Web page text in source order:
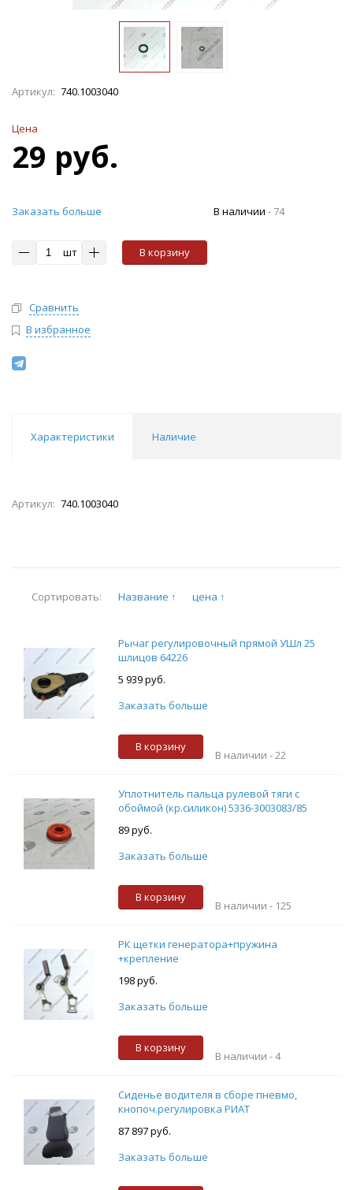
Артикул: 740.1003040
Цена
29 руб.
Заказать больше
шт В корзину
В наличии - 74
Сравнить
В избранное
Характеристики Наличие
Артикул: 740.1003040
Сортировать: Название ↑ цена ↑
Рычаг регулировочный прямой УШл 25
шлицов 64226
5 939 руб.
Заказать больше
В корзину
В наличии -22
Уплотнитель пальца рулевой тяги с
обоймой (кр.силикон) 5336-3003083/85
89 руб.
Заказать больше
В корзину
В наличии - 125
РК щетки генератора+пружина
+крепление
198 руб.
Заказать больше
В корзину
В наличии -4
Сиденье водителя в сборе пневмо,
кнопоч.регулировка РИАТ
87 897 руб.
Заказать больше